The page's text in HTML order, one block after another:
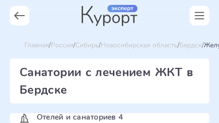
Главная Россия Сибирь Новосибирская область Бердск
Санатории с лечением ЖКТ в
Бердске
Отелей и санаториев 4